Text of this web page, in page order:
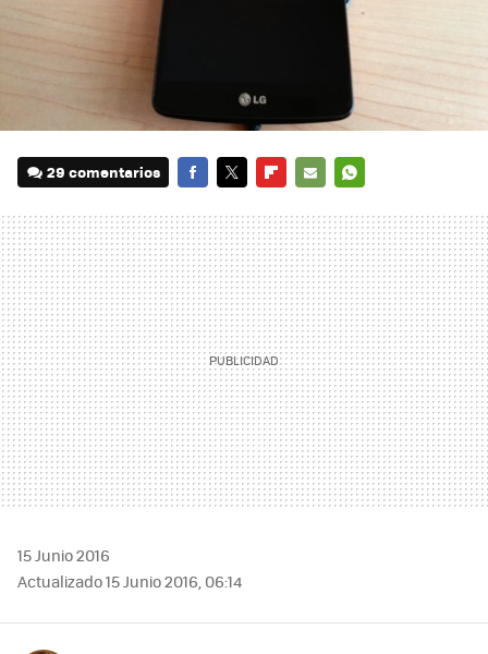
29 comentarios
MAIL
15 Junio 2016
Actualizado 15 Junio 2016, 06:14